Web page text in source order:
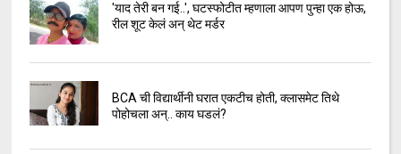
'याद तेरी बन गई..', घटस्फोटीत म्हणाला आपण पुन्हा एक होऊ,
रील शूट केलं अन् थेट मर्डर
BCA ची विद्यार्थीनी घरात एकटीच होती, क्लासमेट तिथे
पोहोचला अन्.. काय घडलं?